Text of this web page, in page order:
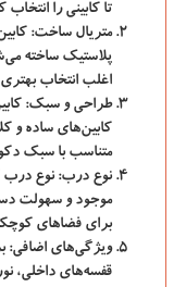
تا کابینی را
متریال ساخت:
پلاستیک ساخته
اغلب انتخاب
طراحی و سبک:
کابین‌های ساده و
متناسب با سبک
نوع درب: نوع درب
موجود و سهولت
برای فضاهای
ویژگی‌های اضافی:
قفسه‌های داخلی،